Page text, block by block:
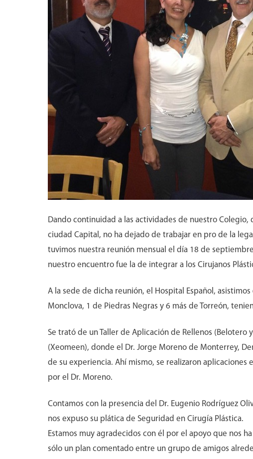
Dando continuidad a las actividades de nuestro
ciudad Capital, no ha dejado de trabajar en pro de la
tuvimos nuestra reunión mensual el día 18 de
nuestro encuentro fue la de integrar a los Cirujanos
A la sede de dicha reunión, el Hospital Español,
Monclova, 1 de Piedras Negras y 6 más de Torreón,
Se trató de un Taller de Aplicación de Rellenos (Belotero
(Xeomeen), donde el Dr. Jorge Moreno de Monterrey,
de su experiencia. Ahí mismo, se realizaron
por el Dr. Moreno.
Contamos con la presencia del Dr. Eugenio Rodríguez
nos expuso su plática de Seguridad en Cirugía Plástica.
Estamos muy agradecidos con él por el apoyo que nos
sólo un plan comentado entre un grupo de amigos